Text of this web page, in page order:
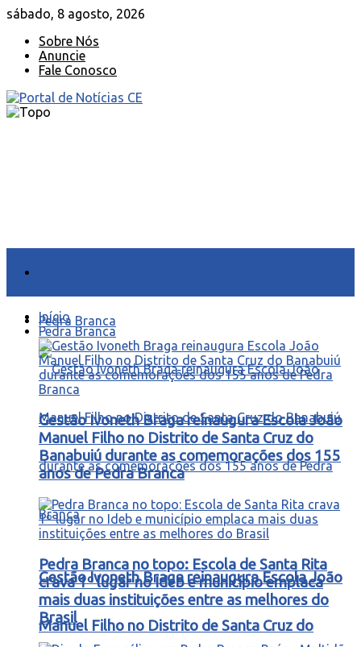
sábado, 8 agosto, 2026
Sobre Nós
Anuncie
Fale Conosco
Pedra Branca
Gestão Ivoneth Braga reinaugura Escola João
Manuel Filho no Distrito de Santa Cruz do
Início
Pedra Branca
Gestão Ivoneth Braga reinaugura Escola João
Manuel Filho no Distrito de Santa Cruz do
Banabuiú durante as comemorações dos 155
anos de Pedra Branca
Pedra Branca no topo: Escola de Santa Rita
crava 1º lugar no Ideb e município emplaca
mais duas instituições entre as melhores do
Brasil